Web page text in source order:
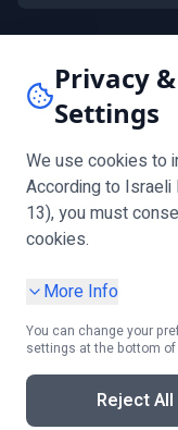
Privacy
Settings
We use cookies to
According to
13), you must
cookies.
More Info
You can change your
settings at the bottom
Reject All